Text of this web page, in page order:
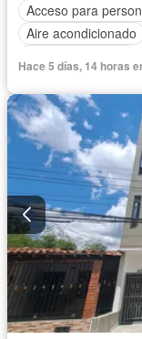
Acceso para
Aire acondicionado
Sauna
Vista panorámica
Solo familias
Hace 5 días, 14 horas